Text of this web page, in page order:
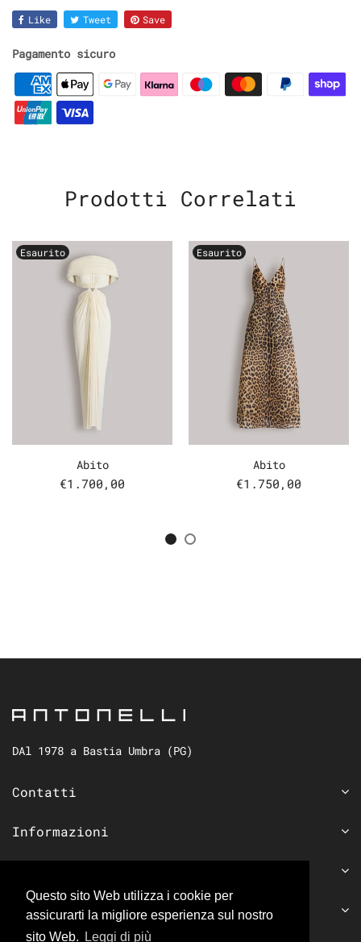
Questo sito Web utilizza i cookie per
assicurarti la migliore esperienza sul nostro
sito Web.
Leggi di più
Like Tweet Save
Pagamento sicuro
Prodotti Correlati
Esaurito
Abito
€1.700,00
Esaurito
Abito
€1.750,00
DAl 1978 a Bastia Umbra (PG)
Contatti
Informazioni
Iscriviti alla newsletter